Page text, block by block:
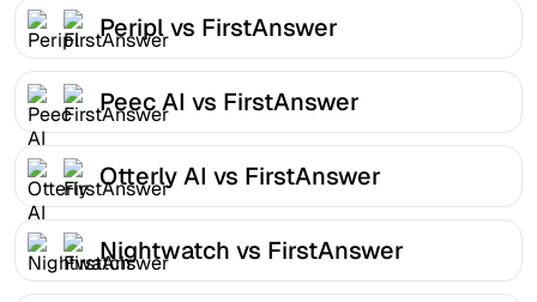
Peripl vs FirstAnswer
Peec AI vs FirstAnswer
Otterly AI vs FirstAnswer
Nightwatch vs FirstAnswer